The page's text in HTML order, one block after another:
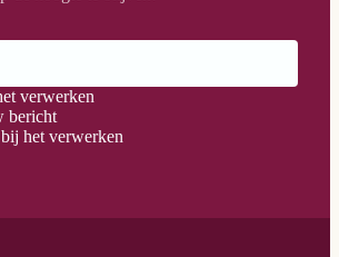
verwerken
bericht
het verwerken